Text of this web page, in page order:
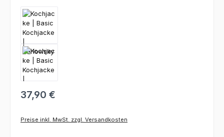
37,90 €
Preise inkl. MwSt. zzgl. Versandkosten